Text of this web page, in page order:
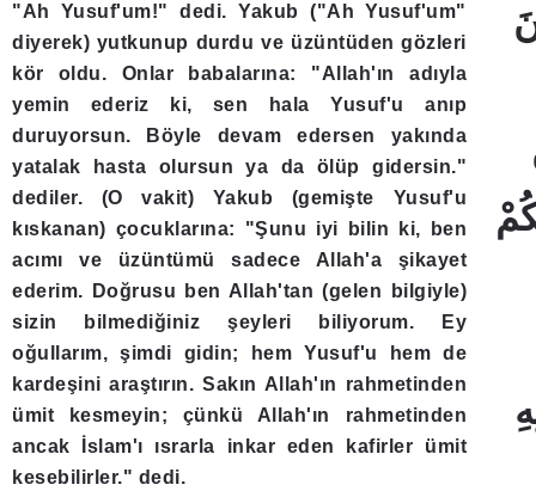
"Ah Yusuf'um!" dedi. Yakub ("Ah Yusuf'um"
diyerek) yutkunup durdu ve üzüntüden gözleri
kör oldu. Onlar babalarına: "Allah'ın adıyla
yemin ederiz ki, sen hala Yusuf'u anıp
duruyorsun. Böyle devam edersen yakında
yatalak hasta olursun ya da ölüp gidersin."
dediler. (O vakit) Yakub (gemişte Yusuf'u
kıskanan) çocuklarına: "Şunu iyi bilin ki, ben
acımı ve üzüntümü sadece Allah'a şikayet
ederim. Doğrusu ben Allah'tan (gelen bilgiyle)
sizin bilmediğiniz şeyleri biliyorum. Ey
oğullarım, şimdi gidin; hem Yusuf'u hem de
kardeşini araştırın. Sakın Allah'ın rahmetinden
ümit kesmeyin; çünkü Allah'ın rahmetinden
ancak İslam'ı ısrarla inkar eden kafirler ümit
kesebilirler." dedi.